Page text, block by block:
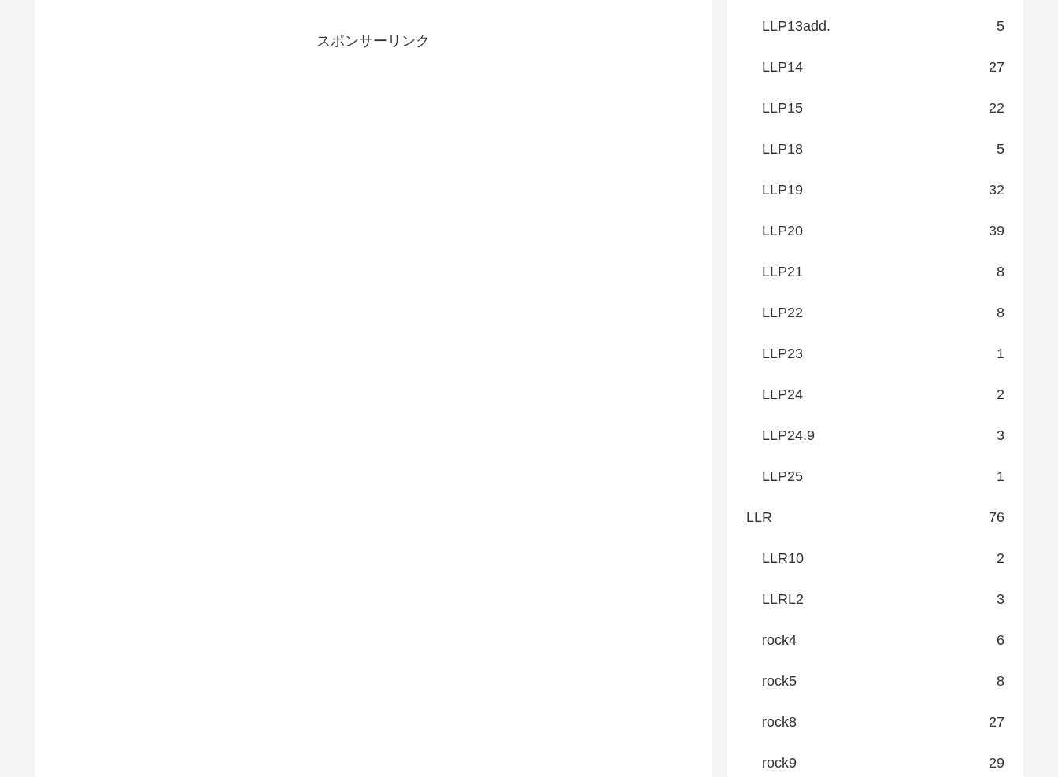
スポンサーリンク
LLP13add. 5
LLP14 27
LLP15 22
LLP18 5
LLP19 32
LLP20 39
LLP21 8
LLP22 8
LLP23 1
LLP24 2
LLP24.9 3
LLP25 1
LLR 76
LLR10 2
LLRL2 3
rock4 6
rock5 8
rock8 27
rock9 29